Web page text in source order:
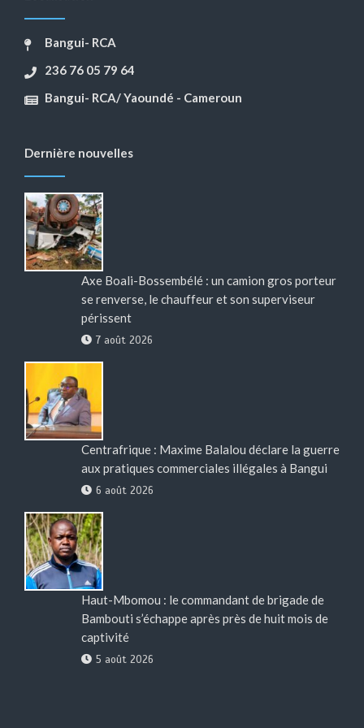
Bangui- RCA
236 76 05 79 64
Bangui- RCA/ Yaoundé - Cameroun
Dernière nouvelles
Axe Boali-Bossembélé : un camion gros porteur
se renverse, le chauffeur et son superviseur
périssent
7 août 2026
Centrafrique : Maxime Balalou déclare la guerre
aux pratiques commerciales illégales à Bangui
6 août 2026
Haut-Mbomou : le commandant de brigade de
Bambouti s’échappe après près de huit mois de
captivité
5 août 2026